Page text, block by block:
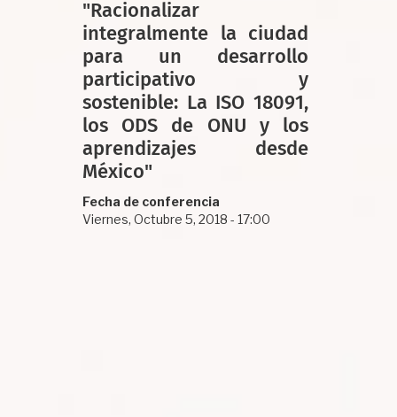
"Racionalizar
integralmente la ciudad
para un desarrollo
participativo y
sostenible: La ISO 18091,
los ODS de ONU y los
aprendizajes desde
México"
Fecha de conferencia
Viernes, Octubre 5, 2018 - 17:00